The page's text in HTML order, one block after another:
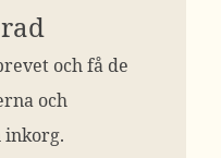
och få de
och